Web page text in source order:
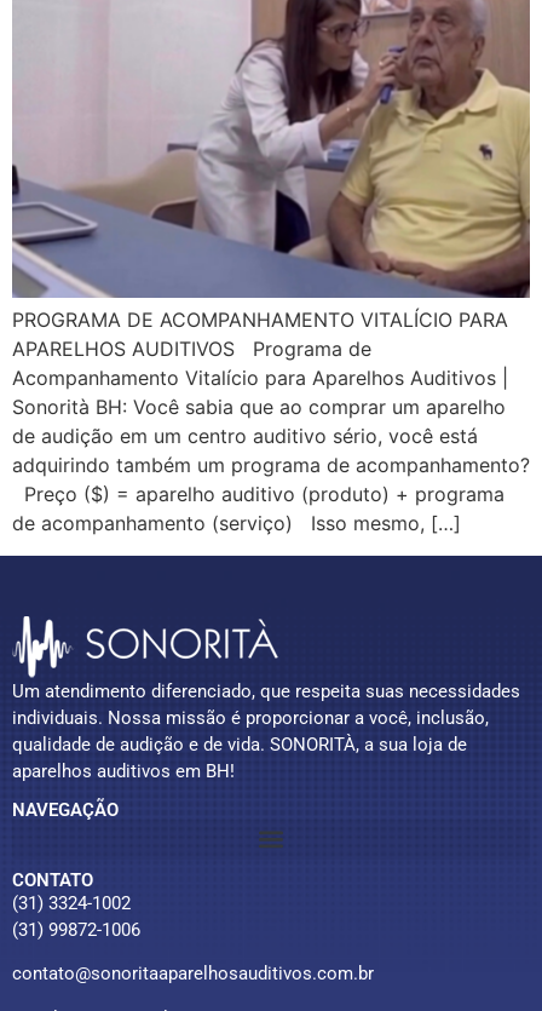
PROGRAMA DE ACOMPANHAMENTO VITALÍCIO PARA
APARELHOS AUDITIVOS Programa de
Acompanhamento Vitalício para Aparelhos Auditivos |
Sonorità BH: Você sabia que ao comprar um aparelho
de audição em um centro auditivo sério, você está
adquirindo também um programa de acompanhamento?
Preço ($) = aparelho auditivo (produto) + programa
de acompanhamento (serviço) Isso mesmo, […]
Um atendimento diferenciado, que respeita suas necessidades
individuais. Nossa missão é proporcionar a você, inclusão,
qualidade de audição e de vida. SONORITÀ, a sua loja de
aparelhos auditivos em BH!
NAVEGAÇÃO
CONTATO
(31) 3324-1002
(31) 99872-1006
contato@sonoritaaparelhosauditivos.com.br